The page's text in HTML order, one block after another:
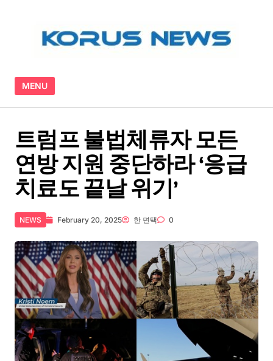
MENU
트럼프 불법체류자 모든
연방 지원 중단하라 ‘응급
치료도 끝날 위기’
NEWS February 20, 2025 한 면택 0